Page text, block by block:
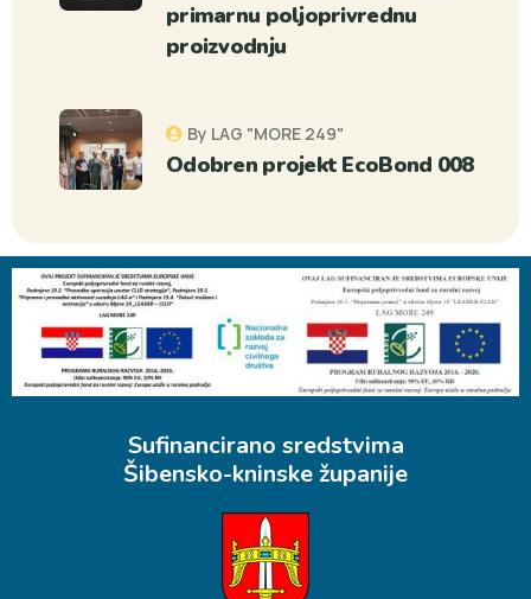
primarnu poljoprivrednu
proizvodnju
By LAG "MORE 249"
Odobren projekt EcoBond 008
Sufinancirano sredstvima
Šibensko-kninske županije